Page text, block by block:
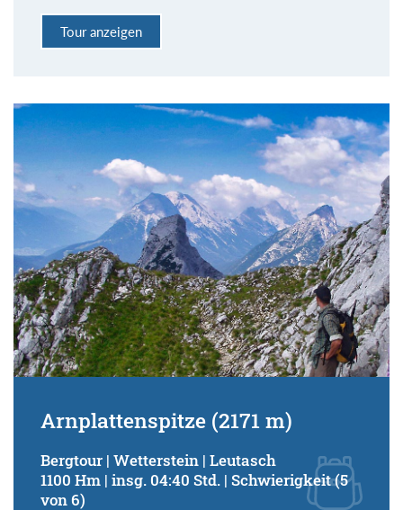
Tour anzeigen
Arnplattenspitze (2171 m)
Bergtour | Wetterstein | Leutasch
1100 Hm | insg. 04:40 Std. | Schwierigkeit (5
von 6)